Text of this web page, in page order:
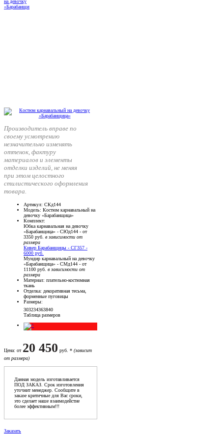
Производитель вправе по
своему усмотрению
незначительно изменять
оттенок, фактуру
материалов и элементы
отделки изделий, не меняя
при этом целостного
стилистического оформления
товара.
Артикул: СКд144
Модель: Костюм карнавальный на
девочку «Барабанщица»
Комплект:
Юбка карнавальная на девочку
«Барабанщица» - СЮд144 - от
3350 руб. в зависимости от
размера
Кивер Барабанщицы - СГ357 -
6000 руб.
Мундир карнавальный на девочку
«Барабанщица» - СМд144 - от
11100 руб. в зависимости от
размера
Материал: плательно-костюмная
ткань
Отделка: декоративная тесьма,
форменные пуговицы
Размеры:
303234363840
Таблица размеров
Цена: от 20 450 руб. * (зависит
от размера)
Данная модель изготавливается
ПОД ЗАКАЗ. Срок изготовления
уточнит менеджер. Сообщите в
заказе критичные для Вас сроки,
это сделает наше взаимодейстие
более эффективным!!!
Заказать